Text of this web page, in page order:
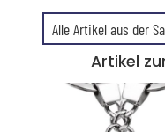
Alle Artikel aus der
Artikel